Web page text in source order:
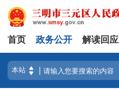
首页 政务公开 解读回应